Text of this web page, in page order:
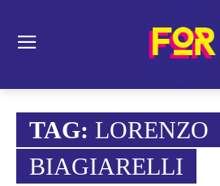
TAG: LORENZO
BIAGIARELLI